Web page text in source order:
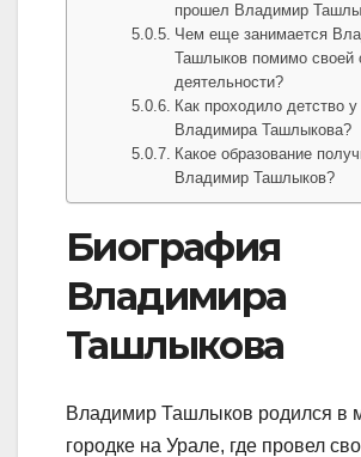
прошел Владимир
Чем еще занимается
Ташлыков помимо своей
деятельности?
Как проходило детство у
Владимира Ташлыкова?
Какое образование
Владимир Ташлыков?
Биография
Владимира
Ташлыкова
Владимир Ташлыков родился в
городке на Урале, где провел